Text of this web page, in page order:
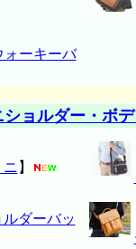
ォーキーバ
ショルダー・ボ
ニ 】
ダーバッ